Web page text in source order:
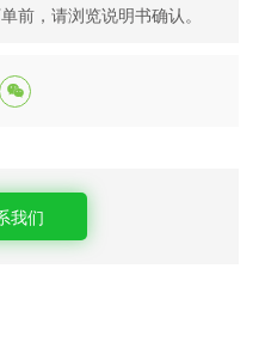
前，请浏览说明书确认。
我们